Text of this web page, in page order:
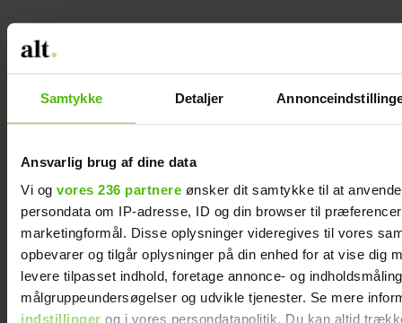
Samtykke Detaljer
Ansvarlig brug af dine data
Vi og vores 236 partnere ønsker dit samtykke til at
persondata om IP-adresse, ID og din browser til
marketingformål. Disse oplysninger videregives til vores
opbevarer og tilgår oplysninger på din enhed for at vise dig
levere tilpasset indhold, foretage annonce- og
målgruppeundersøgelser og udvikle tjenester. Se mere
indstillinger og i vores persondatapolitik. Du kan altid
De hidtil mest magtfulde stemmer i
oprøret mod det retoucherede
og måske ikke overraskende fra stjernerne